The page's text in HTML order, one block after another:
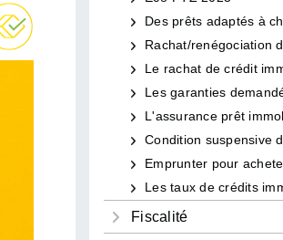
Des prêts adaptés à
Rachat/renégociation
Le rachat de crédit
Les garanties
L'assurance prêt
Condition suspensive
Emprunter pour
Les taux de crédits
Fiscalité